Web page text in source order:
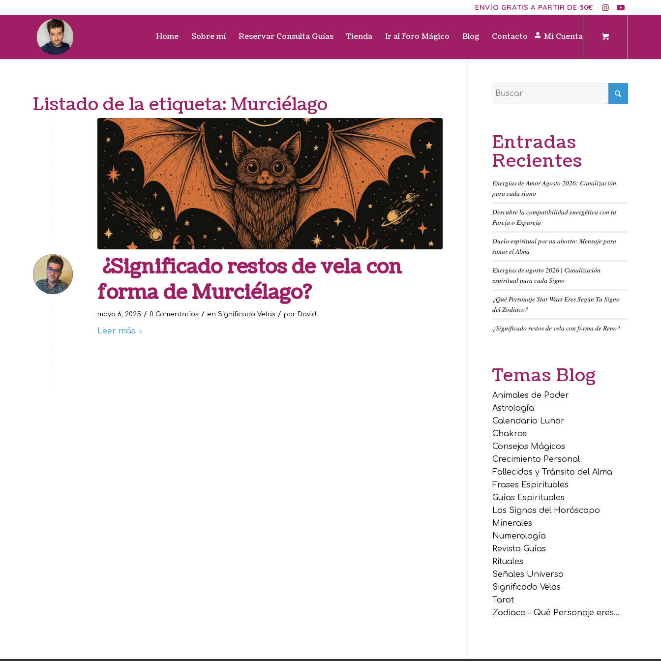
ENVÍO GRATIS A PARTIR DE 30€
Home Sobre mí Reservar Consulta Guías Tienda Ir al Foro Mágico Blog Contacto Mi Cuenta
Listado de la etiqueta: Murciélago
¿Significado restos de vela con
forma de Murciélago?
mayo 6, 2025 / 0 Comentarios / en Significado Velas / por David
Leer más
Entradas
Recientes
Energías de Amor Agosto 2026: Canalización
para cada signo
Descubre la compatibilidad energética con tu
Pareja o Expareja
Duelo espiritual por un aborto: Mensaje para
sanar el Alma
Energías de agosto 2026 | Canalización
espiritual para cada Signo
¿Qué Personaje Star Wars Eres Según Tu Signo
del Zodiaco?
¿Significado restos de vela con forma de Reno?
Temas Blog
Animales de Poder
Astrología
Calendario Lunar
Chakras
Consejos Mágicos
Crecimiento Personal
Fallecidos y Tránsito del Alma
Frases Espirituales
Guías Espirituales
Los Signos del Horóscopo
Minerales
Numerología
Revista Guías
Rituales
Señales Universo
Significado Velas
Tarot
Zodiaco – Qué Personaje eres…